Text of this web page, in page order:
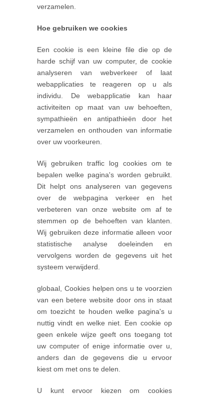
verzamelen.
Hoe gebruiken we cookies
Een cookie is een kleine file die op de
harde schijf van uw computer, de cookie
analyseren van webverkeer of laat
webapplicaties te reageren op u als
individu. De webapplicatie kan haar
activiteiten op maat van uw behoeften,
sympathieën en antipathieën door het
verzamelen en onthouden van informatie
over uw voorkeuren.
Wij gebruiken traffic log cookies om te
bepalen welke pagina's worden gebruikt.
Dit helpt ons analyseren van gegevens
over de webpagina verkeer en het
verbeteren van onze website om af te
stemmen op de behoeften van klanten.
Wij gebruiken deze informatie alleen voor
statistische analyse doeleinden en
vervolgens worden de gegevens uit het
systeem verwijderd.
globaal, Cookies helpen ons u te voorzien
van een betere website door ons in staat
om toezicht te houden welke pagina's u
nuttig vindt en welke niet. Een cookie op
geen enkele wijze geeft ons toegang tot
uw computer of enige informatie over u,
anders dan de gegevens die u ervoor
kiest om met ons te delen.
U kunt ervoor kiezen om cookies